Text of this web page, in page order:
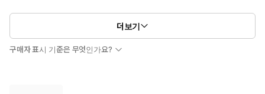
더보기
구매자 표시 기준은 무엇인가요?